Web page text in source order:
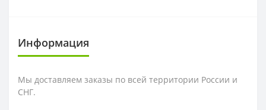
Информация
Мы доставляем заказы по всей территории России и
СНГ.